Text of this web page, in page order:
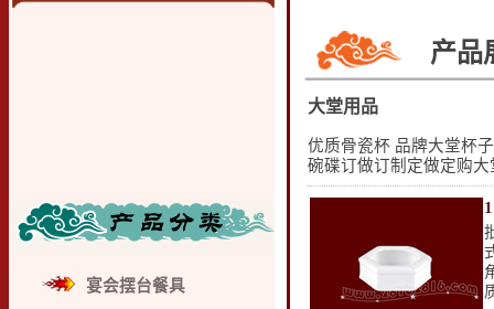
宴会摆台餐具
产品
大堂用品
优质骨瓷杯 品牌大堂杯
碗碟订做订制定做定购